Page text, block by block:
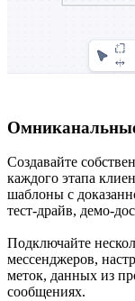
Создавайте
каждого этапа
шаблоны с
тест-драйв, демо-
Подключайте
мессенджеров,
меток, данных из
сообщениях.